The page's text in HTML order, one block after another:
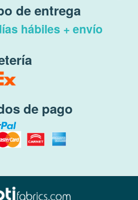
de entrega
hábiles + envío
de pago